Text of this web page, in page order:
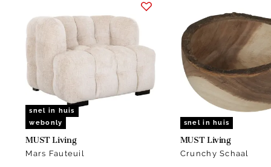
snel in huis
webonly
MUST Living
Mars Fauteuil
snel in huis
MUST Living
Crunchy Schaal